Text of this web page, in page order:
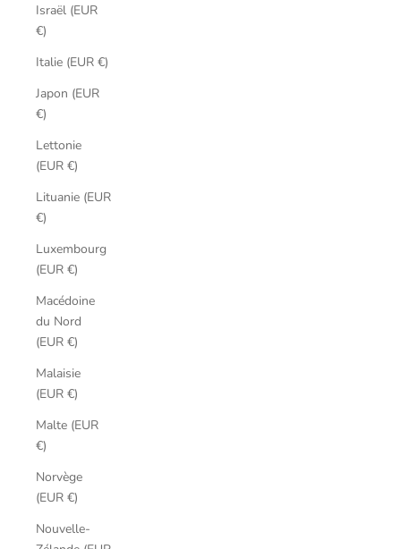
Israël (EUR
€)
Italie (EUR €)
Japon (EUR
€)
Lettonie
(EUR €)
Lituanie (EUR
€)
Luxembourg
(EUR €)
Macédoine
du Nord
(EUR €)
Malaisie
(EUR €)
Malte (EUR
€)
Norvège
(EUR €)
Nouvelle-